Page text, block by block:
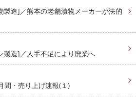
造]／熊本の老舗漬物メーカーが法的
造]／人手不足により廃業へ
間・売り上げ速報(１)